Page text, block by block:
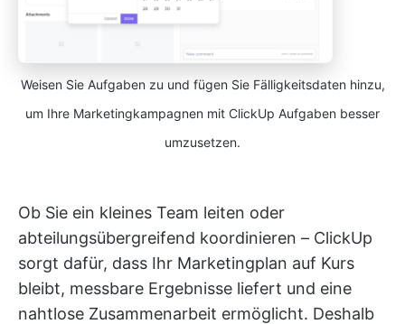
Weisen Sie Aufgaben zu und fügen Sie Fälligkeitsdaten hinzu,
um Ihre Marketingkampagnen mit ClickUp Aufgaben besser
umzusetzen.
Ob Sie ein kleines Team leiten oder
abteilungsübergreifend koordinieren – ClickUp
sorgt dafür, dass Ihr Marketingplan auf Kurs
bleibt, messbare Ergebnisse liefert und eine
nahtlose Zusammenarbeit ermöglicht. Deshalb